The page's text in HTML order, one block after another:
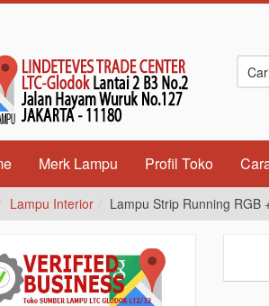
Merk Lampu Profil Toko
Lampu Interior Lampu Strip Running RGB